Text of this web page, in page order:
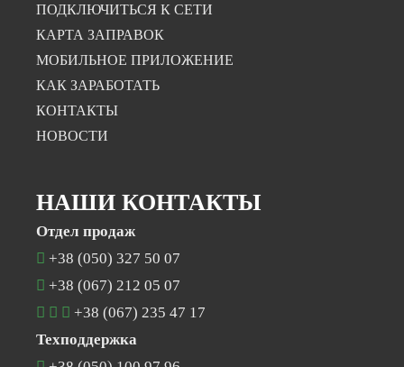
ПОДКЛЮЧИТЬСЯ К СЕТИ
КАРТА ЗАПРАВОК
МОБИЛЬНОЕ ПРИЛОЖЕНИЕ
КАК ЗАРАБОТАТЬ
КОНТАКТЫ
НОВОСТИ
НАШИ КОНТАКТЫ
Отдел продаж
+38 (050) 327 50 07
+38 (067) 212 05 07
+38 (067) 235 47 17
Техподдержка